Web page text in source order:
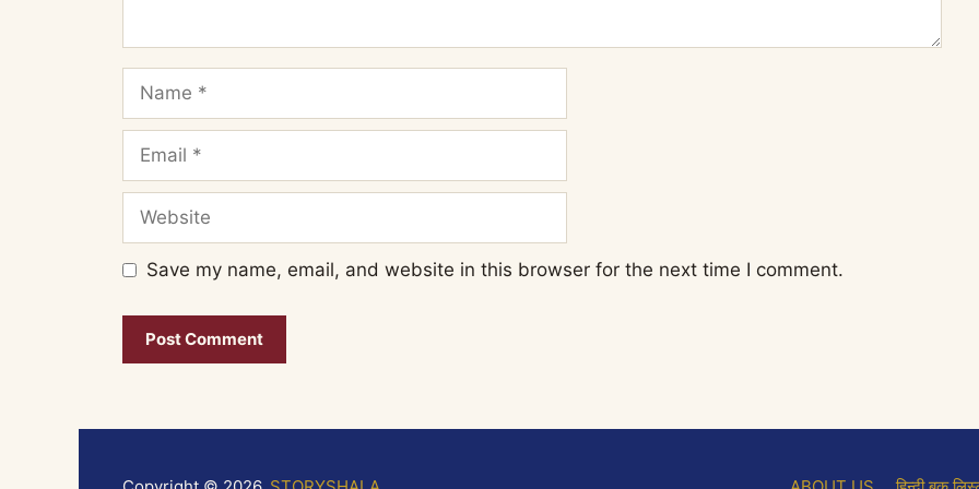
Name
Email
Website
Save my name, email, and website in this browser for the next time I comment.